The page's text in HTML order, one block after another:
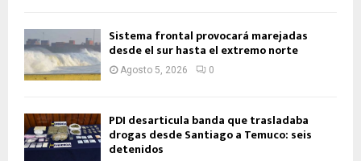
Sistema frontal provocará marejadas
desde el sur hasta el extremo norte
Agosto 5, 2026 0
PDI desarticula banda que trasladaba
drogas desde Santiago a Temuco: seis
detenidos